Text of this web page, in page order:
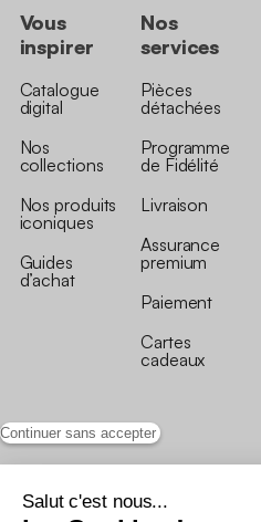
Continuer sans accepter
Salut c'est nous...
Vous
inspirer
Catalogue
digital
Nos
collections
Nos produits
iconiques
Guides
d’achat
Nos
services
Pièces
détachées
Programme
de Fidélité
Livraison
Assurance
premium
Paiement
Cartes
cadeaux